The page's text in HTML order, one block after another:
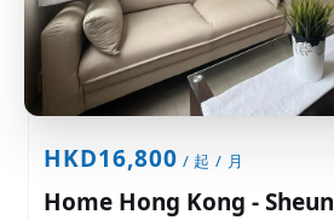
HKD16,800 / 起 / 月
Home Hong Kong -